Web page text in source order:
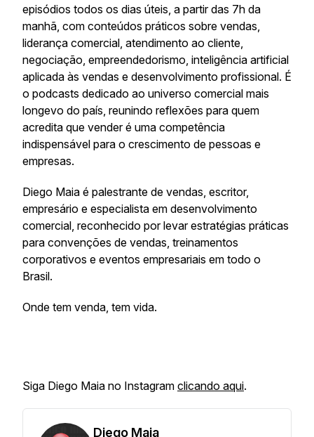
episódios todos os dias úteis, a partir das 7h da
manhã, com conteúdos práticos sobre vendas,
liderança comercial, atendimento ao cliente,
negociação, empreendedorismo, inteligência artificial
aplicada às vendas e desenvolvimento profissional. É
o podcasts dedicado ao universo comercial mais
longevo do país, reunindo reflexões para quem
acredita que vender é uma competência
indispensável para o crescimento de pessoas e
empresas.
Diego Maia é palestrante de vendas, escritor,
empresário e especialista em desenvolvimento
comercial, reconhecido por levar estratégias práticas
para convenções de vendas, treinamentos
corporativos e eventos empresariais em todo o
Brasil.
Onde tem venda, tem vida.
Siga Diego Maia no Instagram clicando aqui.
Diego Maia